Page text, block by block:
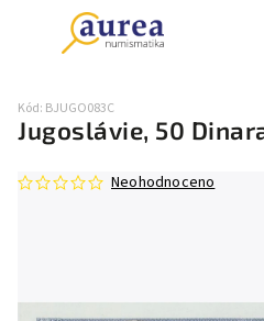
Jugoslávie, 50
Kód: BJUGO083C
Neohodnoceno